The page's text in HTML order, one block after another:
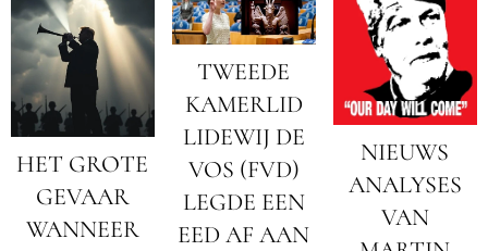
HET GROTE
GEVAAR
WANNEER
TWEEDE
KAMERLID
LIDEWIJ DE
VOS (FVD)
LEGDE EEN
EED AF AAN
zijn als Ziel.
NIEUWS
ANALYSES
VAN